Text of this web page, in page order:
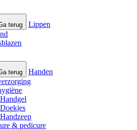
terug
Lippen
terug
Handen
Handgel
Doekjes
Handzeep
& pedicure